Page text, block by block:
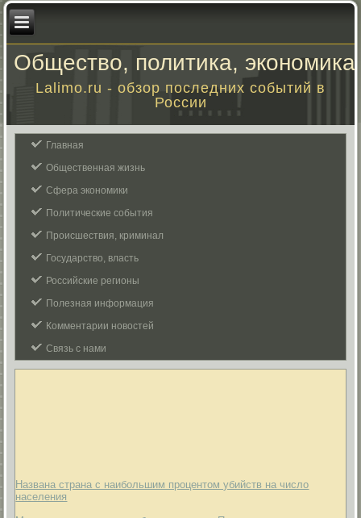
Общество, политика, экономика
Lalimo.ru - обзор последних событий в
России
Главная
Общественная жизнь
Сфера экономики
Политические события
Происшествия, криминал
Государство, власть
Российские регионы
Полезная информация
Комментарии новостей
Связь с нами
Названа страна с наибольшим процентом убийств на число
населения